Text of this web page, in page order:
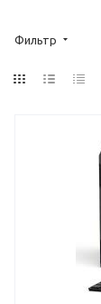
Фильтр